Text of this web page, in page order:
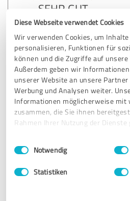
Diese Webseite verwendet Cookies
Wir verwenden Cookies, um
personalisieren, Funktionen für
können und die Zugriffe auf
Außerdem geben wir
unserer Website an unsere
Werbung und Analysen weiter.
Informationen möglicherweise mit
zusammen, die Sie ihnen
Rahmen Ihrer Nutzung der Dienste
Impressum
Einwilligungsauswahl
Notwendig
Statistiken
SEHR GUT
Das Ergebnis des Rechtsstreits
habe ohne weitere Nachfragen
bekommen. Herzlichen Dank
Erfahrungsbericht & Bewertung
riedl-law.com